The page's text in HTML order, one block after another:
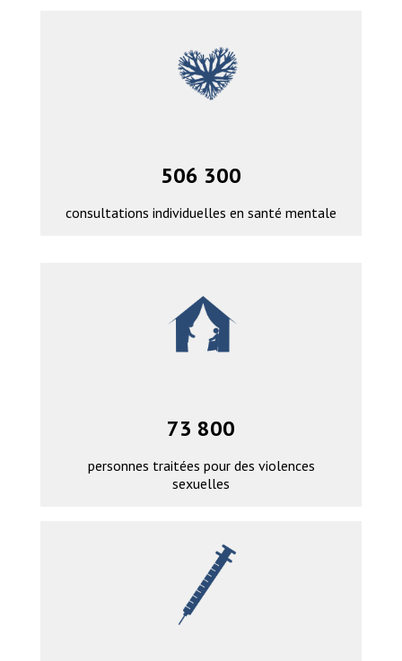
506 300
consultations individuelles en santé mentale
73 800
personnes traitées pour des violences
sexuelles